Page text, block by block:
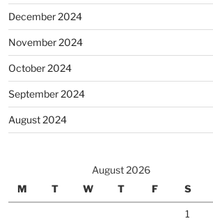
December 2024
November 2024
October 2024
September 2024
August 2024
August 2026
M
T W T F S
1